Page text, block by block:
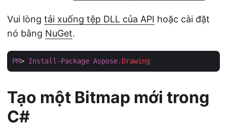
Vui lòng tải xuống tệp DLL của API hoặc cài đặt
nó bằng NuGet.
PM> Install-Package Aspose.Drawing
Tạo một Bitmap mới trong
C#